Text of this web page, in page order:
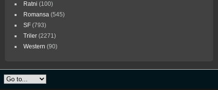
Ratni (100)
Romansa (545)
SF (793)
Triler (2271)
Western (90)